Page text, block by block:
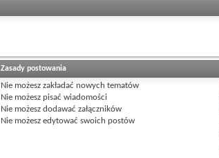
Zasady postowania
Nie możeszzakładać nowych tematów
Nie możeszpisać wiadomości
Nie możeszdodawać załączników
Nie możeszedytować swoich postów